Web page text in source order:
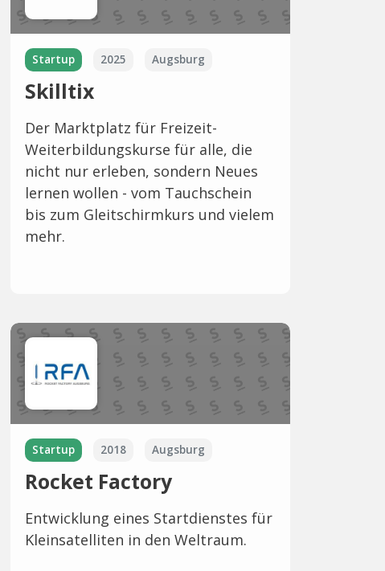
Startup 2025 Augsburg
Skilltix
Der Marktplatz für Freizeit-
Weiterbildungskurse für alle, die
nicht nur erleben, sondern Neues
lernen wollen - vom Tauchschein
bis zum Gleitschirmkurs und vielem
mehr.
Startup 2018 Augsburg
Rocket Factory
Entwicklung eines Startdienstes für
Kleinsatelliten in den Weltraum.